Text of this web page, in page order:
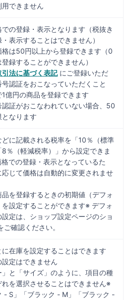
できません
での登録・表示となります（税抜き
表示することはできません）
格は50円以上から登録できます（0
録することができません）
引法に基づく表記にご登録いただ
号認証をおこなっていただくこと
1億円の商品を登録できます
認証がおこなわれていない場合、50
なります
どに記載される税率を「10％（標準
％（軽減税率）」から設定できま
での登録・表示となっているた
応じて価格は自動的に変更されませ
品を登録するときの初期値（デフォ
を設定することができます※ デフォ
設定は、ショップ設定ページのショ
ご確認ください。
に在庫を設定することはできます
定はできません
」と「サイズ」のように、項目の種
れを選択させることはできません※
- S」「ブラック - M」「ブラック -